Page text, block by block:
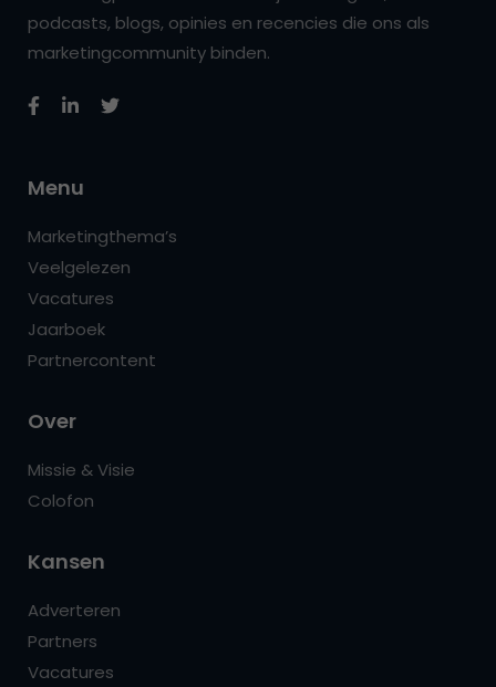
podcasts, blogs, opinies en recencies die ons als
marketingcommunity binden.
Menu
Marketingthema’s
Veelgelezen
Vacatures
Jaarboek
Partnercontent
Over
Missie & Visie
Colofon
Kansen
Adverteren
Partners
Vacatures